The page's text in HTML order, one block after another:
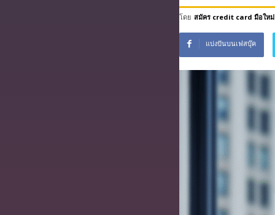
โดย สมัคร credit card มือใหม่
แบ่งปันบนเฟสบุ๊ค